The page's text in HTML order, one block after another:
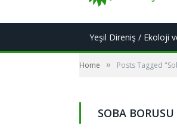
Yeşil Direniş / Ekoloji
Home » Posts Tagged
SOBA BORUSU